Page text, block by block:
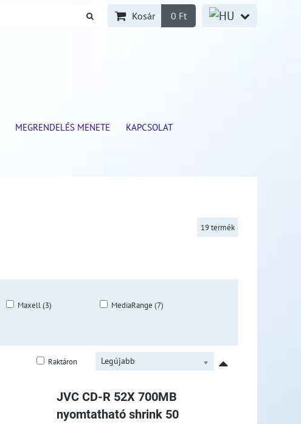
Kosár 0 Ft
MEGRENDELÉS MENETE KAPCSOLAT
19termék
Maxell (3)
MediaRange (7)
Legújabb
Raktáron
JVC CD-R 52X 700MB
nyomtatható shrink 50